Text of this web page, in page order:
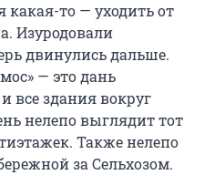
какая-то — уходить от
Изуродовали
двинулись дальше.
— это дань
все здания вокруг
нелепо выглядит тот
Также нелепо
за Сельхозом.